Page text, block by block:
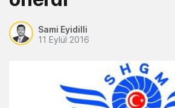
Sami Eyidilli
11 Eylül 2016